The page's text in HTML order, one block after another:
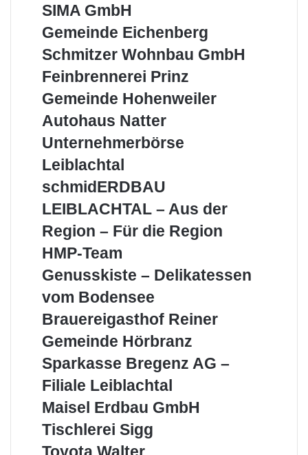
SIMA
SIMA GmbH
Gemeinde
Gemeinde Eichenberg
Schmitzer
GmbH
Schmitzer Wohnbau GmbH
Feinbrennerei
Feinbrennerei Prinz
Gemeinde
Gemeinde Hohenweiler
Autohaus
Autohaus Natter
Unternehmerbörse
Unternehmerbörse
Leiblachtal
schmidERDBAU
–
Aus
Region
–
Für
die
Region
schmidERDBAU
LEIBLACHTAL – Aus der
Region – Für die Region
HMP-
HMP-Team
Genusskiste
Delikatessen
vom
Genusskiste – Delikatessen
vom Bodensee
Brauereigasthof
Brauereigasthof Reiner
Gemeinde
Gemeinde Hörbranz
Sparkasse
Bregenz
AG
–
Leiblachtal
Sparkasse Bregenz AG –
Filiale Leiblachtal
Maisel
GmbH
Maisel Erdbau GmbH
Tischlerei
Tischlerei Sigg
Toyota